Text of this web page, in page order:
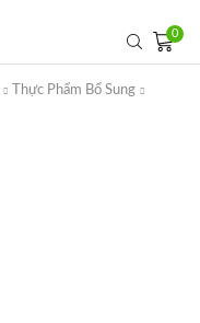
0
Thực Phẩm Bổ Sung